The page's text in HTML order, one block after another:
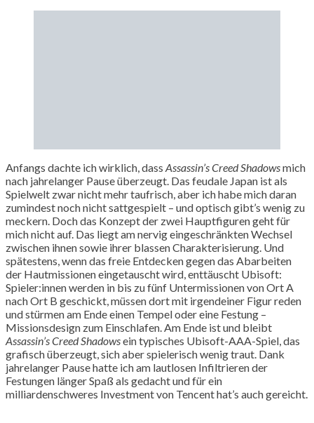
Anfangs dachte ich wirklich, dass Assassin’s Creed Shadowsmich
nach jahrelanger Pause überzeugt. Das feudale Japan ist als
Spielwelt zwar nicht mehr taufrisch, aber ich habe mich daran
zumindest noch nicht sattgespielt – und optisch gibt’s wenig zu
meckern. Doch das Konzept der zwei Hauptfiguren geht für
mich nicht auf. Das liegt am nervig eingeschränkten Wechsel
zwischen ihnen sowie ihrer blassen Charakterisierung. Und
spätestens, wenn das freie Entdecken gegen das Abarbeiten
der Hautmissionen eingetauscht wird, enttäuscht Ubisoft:
Spieler:innen werden in bis zu fünf Untermissionen von Ort A
nach Ort B geschickt, müssen dort mit irgendeiner Figur reden
und stürmen am Ende einen Tempel oder eine Festung –
Missionsdesign zum Einschlafen. Am Ende ist und bleibt
Assassin’s Creed Shadowsein typisches Ubisoft-AAA-Spiel, das
grafisch überzeugt, sich aber spielerisch wenig traut. Dank
jahrelanger Pause hatte ich am lautlosen Infiltrieren der
Festungen länger Spaß als gedacht und für ein
milliardenschweres Investment von Tencent hat’s auch gereicht.